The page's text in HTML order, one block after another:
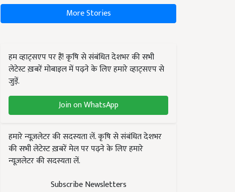
More Stories
हम व्हाट्सएप पर हैं! कृषि से संबंधित देशभर की सभी
लेटेस्ट ख़बरें मोबाइल में पढ़ने के लिए हमारे व्हाट्सएप से
जुड़ें.
Join on WhatsApp
हमारे न्यूज़लेटर की सदस्यता लें. कृषि से संबंधित देशभर
की सभी लेटेस्ट ख़बरें मेल पर पढ़ने के लिए हमारे
न्यूज़लेटर की सदस्यता लें.
Subscribe Newsletters